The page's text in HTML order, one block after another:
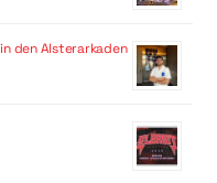
den Alsterarkaden